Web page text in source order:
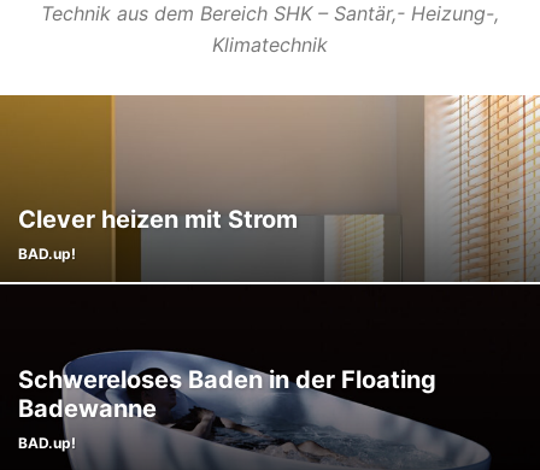
BADHEIZKÖRPER BADPLANUNG BARRIEREFREIES BAD DESIGNBÄDER
GÄSTE-WCS HEIZUNG HOME
VIDEOS
Technik aus dem Bereich SHK – Santär,- Heizung-,
Klimatechnik
Clever heizen mit Strom
BAD.up!
Schwereloses Baden in der Floating
Badewanne
BAD.up!